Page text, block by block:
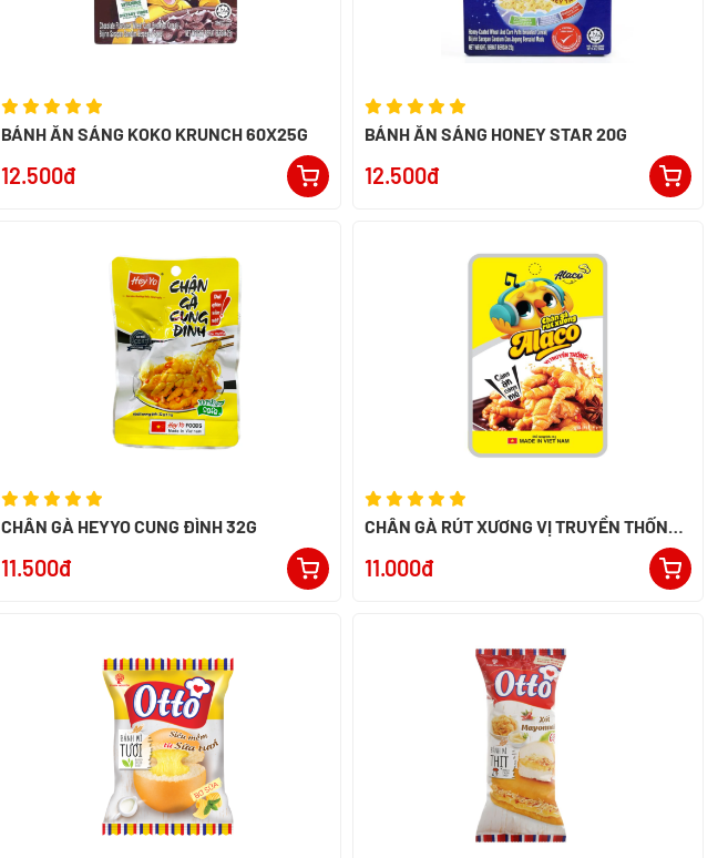
BÁNH ĂN SÁNG KOKO KRUNCH 60X25G
12.500đ
BÁNH ĂN SÁNG HONEY STAR 20G
12.500đ
CHÂN GÀ HEYYO CUNG ĐÌNH 32G
11.500đ
CHÂN GÀ RÚT XƯƠNG VỊ TRUYỀN THỐNG
11.000đ